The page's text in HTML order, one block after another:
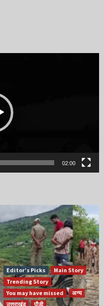
02:00
Editor’s Picks
Main Story
Trending Story
You may have missed
अन्य
उत्तराखंड
पौड़ी